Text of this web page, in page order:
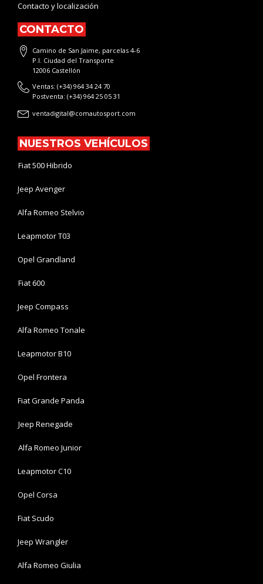
Contacto y localización
CONTACTO
Camino de San Jaime, parcelas 4-6
P.I. Ciudad del Transporte
12006 Castellón
Ventas: (+34) 964 34 24 70
Postventa: (+34) 964 25 05 31
ventadigital@comautosport.com
NUESTROS VEHÍCULOS
Fiat 500 Hibrido
Jeep Avenger
Alfa Romeo Stelvio
Leapmotor T03
Opel Grandland
Fiat 600
Jeep Compass
Alfa Romeo Tonale
Leapmotor B10
Opel Frontera
Fiat Grande Panda
Jeep Renegade
Alfa Romeo Junior
Leapmotor C10
Opel Corsa
Fiat Scudo
Jeep Wrangler
Alfa Romeo Giulia